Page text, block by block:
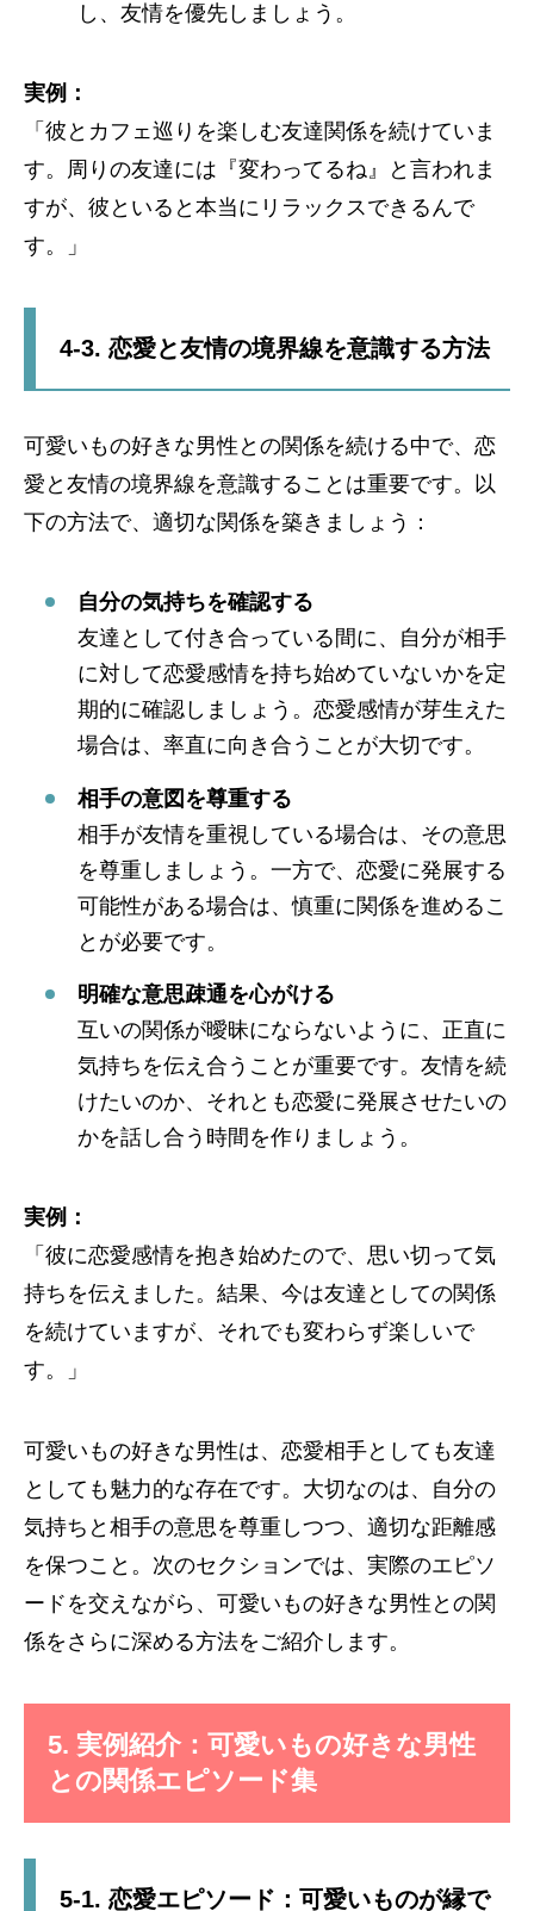
し、友情を優先しましょう。
実例：
「彼とカフェ巡りを楽しむ友達関係を続けていま
す。周りの友達には『変わってるね』と言われま
すが、彼といると本当にリラックスできるんで
す。」
4-3. 恋愛と友情の境界線を意識する方法
可愛いもの好きな男性との関係を続ける中で、恋
愛と友情の境界線を意識することは重要です。以
下の方法で、適切な関係を築きましょう：
自分の気持ちを確認する
友達として付き合っている間に、自分が相手
に対して恋愛感情を持ち始めていないかを定
期的に確認しましょう。恋愛感情が芽生えた
場合は、率直に向き合うことが大切です。
相手の意図を尊重する
相手が友情を重視している場合は、その意思
を尊重しましょう。一方で、恋愛に発展する
可能性がある場合は、慎重に関係を進めるこ
とが必要です。
明確な意思疎通を心がける
互いの関係が曖昧にならないように、正直に
気持ちを伝え合うことが重要です。友情を続
けたいのか、それとも恋愛に発展させたいの
かを話し合う時間を作りましょう。
実例：
「彼に恋愛感情を抱き始めたので、思い切って気
持ちを伝えました。結果、今は友達としての関係
を続けていますが、それでも変わらず楽しいで
す。」
可愛いもの好きな男性は、恋愛相手としても友達
としても魅力的な存在です。大切なのは、自分の
気持ちと相手の意思を尊重しつつ、適切な距離感
を保つこと。次のセクションでは、実際のエピソ
ードを交えながら、可愛いもの好きな男性との関
係をさらに深める方法をご紹介します。
5. 実例紹介：可愛いもの好きな男性
との関係エピソード集
5-1. 恋愛エピソード：可愛いものが縁で